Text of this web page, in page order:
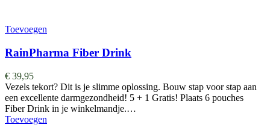
Toevoegen
RainPharma Fiber Drink
€ 39,95
Vezels tekort? Dit is je slimme oplossing. Bouw stap voor stap aan
een excellente darmgezondheid! 5 + 1 Gratis! Plaats 6 pouches
Fiber Drink in je winkelmandje.…
Toevoegen